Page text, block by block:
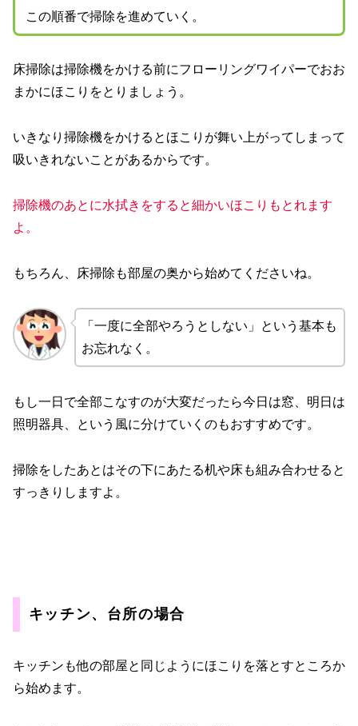
この順番で掃除を進めていく。
床掃除は掃除機をかける前にフローリングワイパーでおお
まかにほこりをとりましょう。
いきなり掃除機をかけるとほこりが舞い上がってしまって
吸いきれないことがあるからです。
掃除機のあとに水拭きをすると細かいほこりもとれます
よ。
もちろん、床掃除も部屋の奥から始めてくださいね。
「一度に全部やろうとしない」という基本も
お忘れなく。
もし一日で全部こなすのが大変だったら今日は窓、明日は
照明器具、という風に分けていくのもおすすめです。
掃除をしたあとはその下にあたる机や床も組み合わせると
すっきりしますよ。
キッチン、台所の場合
キッチンも他の部屋と同じようにほこりを落とすところか
ら始めます。